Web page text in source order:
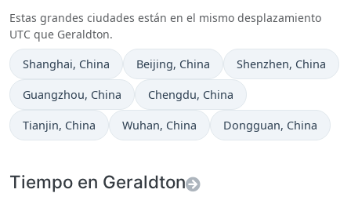
Estas grandes ciudades están en el mismo desplazamiento
UTC que Geraldton.
Hora actual en
Shanghai, China Hora actual en
Beijing, China Hora actual en
Shenzhen, China
Hora actual en
Guangzhou, China Hora actual en
Chengdu, China
Hora actual en
Tianjin, China Hora actual en
Wuhan, China Hora actual en
Dongguan, China
Tiempo en Geraldton